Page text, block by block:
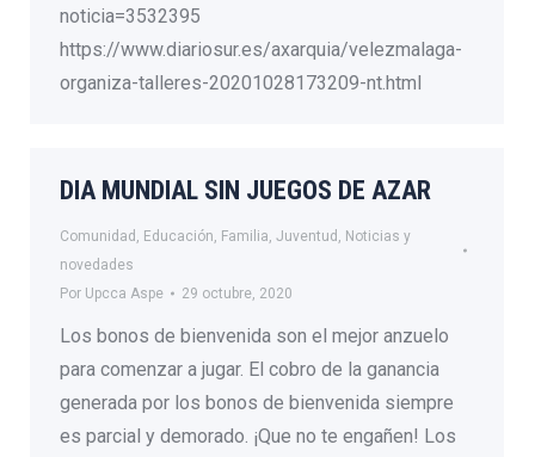
noticia=3532395
https://www.diariosur.es/axarquia/velezmalaga-
organiza-talleres-20201028173209-nt.html
DIA MUNDIAL SIN JUEGOS DE AZAR
Comunidad , Educación, Familia, Juventud , Noticias y
novedades
Por Upcca Aspe 29 octubre, 2020
Los bonos de bienvenida son el mejor anzuelo
para comenzar a jugar. El cobro de la ganancia
generada por los bonos de bienvenida siempre
es parcial y demorado. ¡Que no te engañen! Los